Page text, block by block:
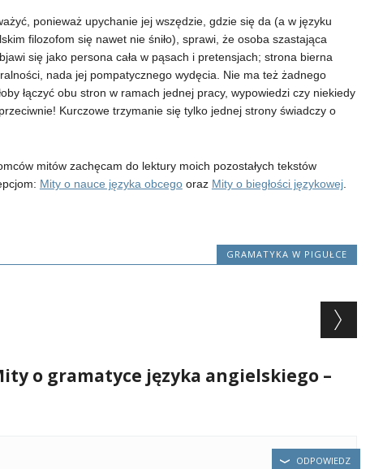
ponieważ upychanie jej wszędzie, gdzie się da (a w języku
filozofom się nawet nie śniło), sprawi, że osoba szastająca
się jako persona cała w pąsach i pretensjach; strona bierna
nada jej pompatycznego wydęcia. Nie ma też żadnego
łączyć obu stron w ramach jednej pracy, wypowiedzi czy niekiedy
Kurczowe trzymanie się tylko jednej strony świadczy o
mitów zachęcam do lektury moich pozostałych tekstów
Mity o nauce języka obcegooraz Mity o biegłości językowej.
GRAMATYKA W PIGUŁCE
o gramatyce języka angielskiego –
ODPOWIEDZ